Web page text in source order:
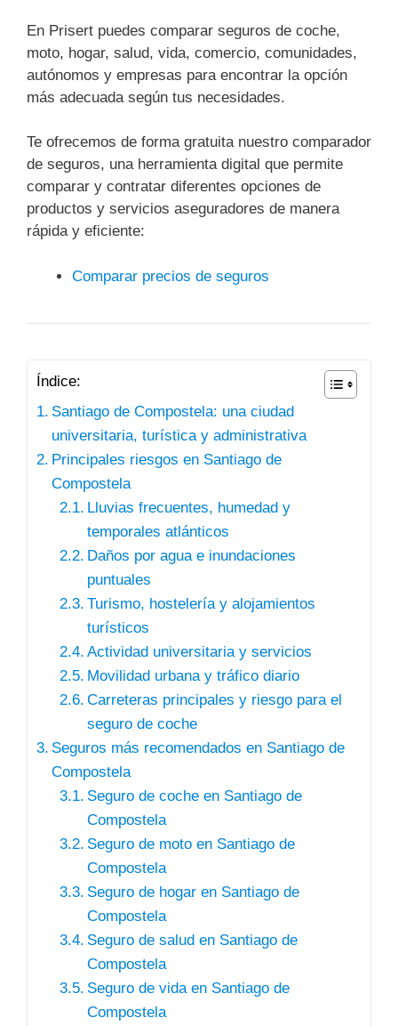
En Prisert puedes comparar seguros de coche,
moto, hogar, salud, vida, comercio, comunidades,
autónomos y empresas para encontrar la opción
más adecuada según tus necesidades.
Te ofrecemos de forma gratuita nuestro comparador
de seguros, una herramienta digital que permite
comparar y contratar diferentes opciones de
productos y servicios aseguradores de manera
rápida y eficiente:
Comparar precios de seguros
Índice:
Santiago de Compostela: una ciudad
universitaria, turística y administrativa
Principales riesgos en Santiago de
Compostela
Lluvias frecuentes, humedad y
temporales atlánticos
Daños por agua e inundaciones
puntuales
Turismo, hostelería y alojamientos
turísticos
Actividad universitaria y servicios
Movilidad urbana y tráfico diario
Carreteras principales y riesgo para el
seguro de coche
Seguros más recomendados en Santiago de
Compostela
Seguro de coche en Santiago de
Compostela
Seguro de moto en Santiago de
Compostela
Seguro de hogar en Santiago de
Compostela
Seguro de salud en Santiago de
Compostela
Seguro de vida en Santiago de
Compostela